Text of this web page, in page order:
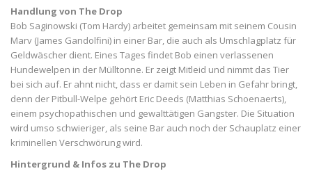
Handlung von The Drop
Bob Saginowski (Tom Hardy) arbeitet gemeinsam mit seinem Cousin
Marv (James Gandolfini) in einer Bar, die auch als Umschlagplatz für
Geldwäscher dient. Eines Tages findet Bob einen verlassenen
Hundewelpen in der Mülltonne. Er zeigt Mitleid und nimmt das Tier
bei sich auf. Er ahnt nicht, dass er damit sein Leben in Gefahr bringt,
denn der Pitbull-Welpe gehört Eric Deeds (Matthias Schoenaerts),
einem psychopathischen und gewalttätigen Gangster. Die Situation
wird umso schwieriger, als seine Bar auch noch der Schauplatz einer
kriminellen Verschwörung wird.
Hintergrund & Infos zu The Drop